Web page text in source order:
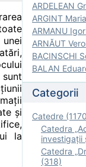
și
la
ARDELEAN
ARGINT
ARMANU
ARNĂUT
BACINSCHI
BALAN
Categorii
Catedre
Catedra
investigaţii
Catedra
(318)